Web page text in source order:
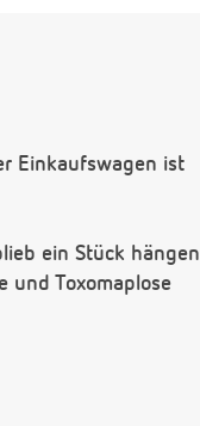
Einkaufswagen ist
ein Stück hängen
und Toxomaplose
waschen bevor